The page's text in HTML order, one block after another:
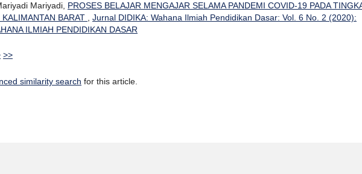
Mariyadi, PROSES BELAJAR MENGAJAR SELAMA PANDEMI COVID-19 PADA
BARAT
Jurnal DIDIKA: Wahana Ilmiah Pendidikan Dasar: Vol. 6 No. 2 (2020):
ILMIAH PENDIDIKAN DASAR
>>
similarity search for this article.